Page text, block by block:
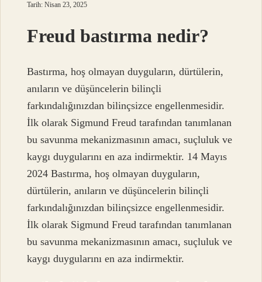
Tarih: Nisan 23, 2025
Freud bastırma nedir?
Bastırma, hoş olmayan duyguların, dürtülerin,
anıların ve düşüncelerin bilinçli
farkındalığınızdan bilinçsizce engellenmesidir.
İlk olarak Sigmund Freud tarafından tanımlanan
bu savunma mekanizmasının amacı, suçluluk ve
kaygı duygularını en aza indirmektir. 14 Mayıs
2024 Bastırma, hoş olmayan duyguların,
dürtülerin, anıların ve düşüncelerin bilinçli
farkındalığınızdan bilinçsizce engellenmesidir.
İlk olarak Sigmund Freud tarafından tanımlanan
bu savunma mekanizmasının amacı, suçluluk ve
kaygı duygularını en aza indirmektir.